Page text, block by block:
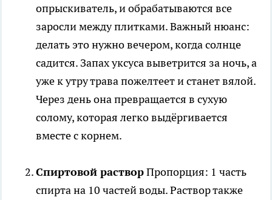
опрыскиватель, и обрабатываются все
заросли между плитками. Важный нюанс:
делать это нужно вечером, когда солнце
садится. Запах уксуса выветрится за ночь, а
уже к утру трава пожелтеет и станет вялой.
Через день она превращается в сухую
солому, которая легко выдёргивается
вместе с корнем.
Спиртовой растворПропорция: 1 часть
спирта на 10 частей воды. Раствор также